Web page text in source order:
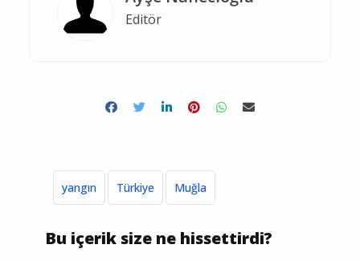
Editör
yangın Türkiye Muğla
Bu içerik size ne hissettirdi?